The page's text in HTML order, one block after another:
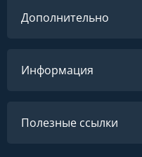
Дополнительно
Информация
Полезные ссылки